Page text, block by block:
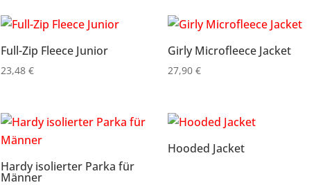
Full-Zip Fleece Junior
23,48€
Girly Microfleece Jacket
27,90€
Hardy isolierter Parka für
Männer
Hooded Jacket